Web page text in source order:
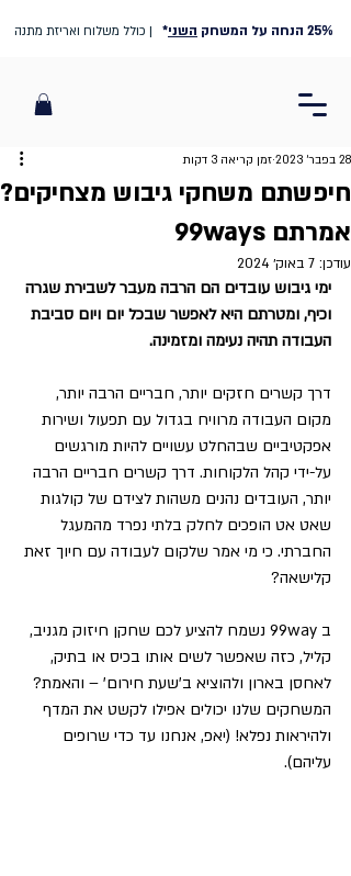
25% הנחה על המשחק השני* | כולל משלוח ואריזת מתנה
חיפשתם משחקי גיבוש מצחיקים?
אמרתם 99ways
28 בפבר׳ 2023 זמן קריאה 3 דקות
עודכן: 7 באוק׳ 2024
ימי גיבוש עובדים הם הרבה מעבר לשבירת שגרה
וכיף, ומטרתם היא לאפשר שבכל יום ויום סביבת
העבודה תהיה נעימה ומזמינה.
דרך קשרים חזקים יותר, חבריים הרבה יותר,
מקום העבודה מרוויח בגדול עם תפעול ושירות
אפקטיביים שבהחלט עשויים להיות מורגשים
על-ידי קהל הלקוחות. דרך קשרים חבריים הרבה
יותר, העובדים נהנים משהות לצידם של קולגות
שאט אט הופכים לחלק בלתי נפרד מהמעגל
החברתי. כי מי אמר שלקום לעבודה עם חיוך זאת
קלישאה?
ב 99way נשמח להציע לכם שחקן חיזוק מגניב,
קליל, כזה שאפשר לשים אותו בכיס או בתיק,
לאחסן בארון ולהוציא ב'שעת חירום' – והאמת?
המשחקים שלנו יכולים אפילו לקשט את המדף
ולהיראות נפלא! (יאפ, אנחנו עד כדי שרופים
עליהם).